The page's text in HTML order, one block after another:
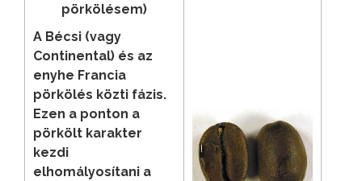
pörkölésem)
A Bécsi (vagy
Continental) és az
enyhe Francia
pörkölés közti fázis.
Ezen a ponton a
pörkölt karakter
kezdi
elhomályosítani a